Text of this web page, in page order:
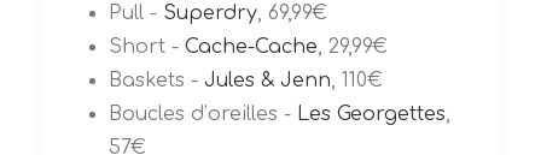
Pull - Superdry , 69,99€
Short - Cache-Cache , 29,99€
Baskets - Jules & Jenn , 110€
Boucles d’oreilles - Les Georgettes
57€